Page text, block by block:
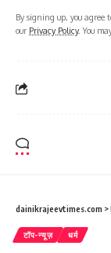
By signing up, you agree
our Privacy Policy. You
dainikrajeevtimes.com >
टॉप-न्यूज़ धर्म